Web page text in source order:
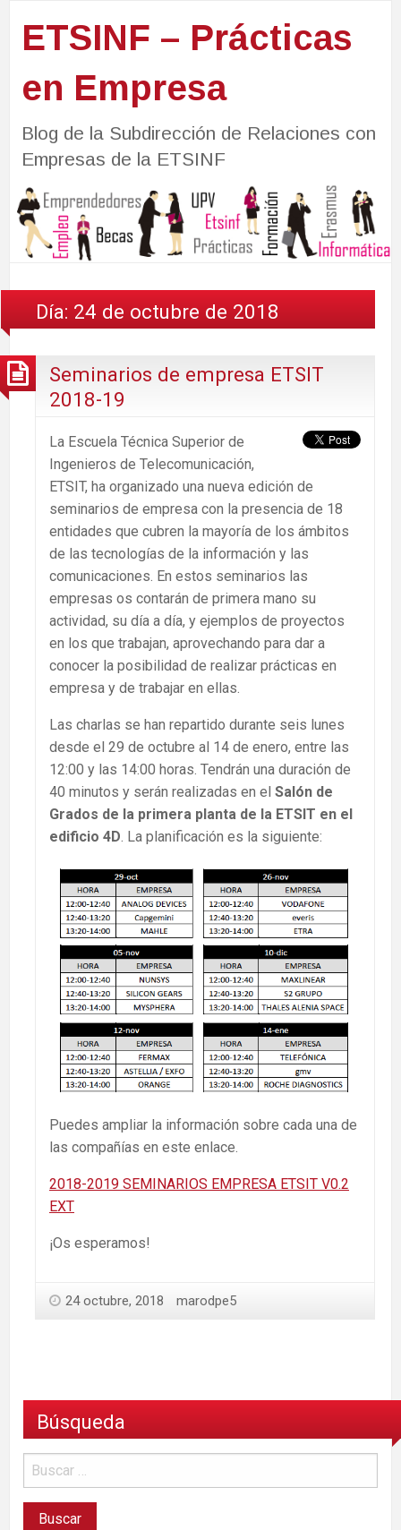
ETSINF – Prácticas
en Empresa
Blog de la Subdirección de Relaciones con
Empresas de la ETSINF
Día: 24 de octubre de 2018
Seminarios de empresa ETSIT
2018-19
La Escuela Técnica Superior de
Ingenieros de Telecomunicación,
ETSIT, ha organizado una nueva edición de
seminarios de empresa con la presencia de 18
entidades que cubren la mayoría de los ámbitos
de las tecnologías de la información y las
comunicaciones. En estos seminarios las
empresas os contarán de primera mano su
actividad, su día a día, y ejemplos de proyectos
en los que trabajan, aprovechando para dar a
conocer la posibilidad de realizar prácticas en
empresa y de trabajar en ellas.
Las charlas se han repartido durante seis lunes
desde el 29 de octubre al 14 de enero, entre las
12:00 y las 14:00 horas. Tendrán una duración de
40 minutos y serán realizadas en el Salón de
Grados de la primera planta de la ETSIT en el
edificio 4D. La planificación es la siguiente:
Puedes ampliar la información sobre cada una de
las compañías en este enlace.
2018-2019 SEMINARIOS EMPRESA ETSIT V0.2
EXT
¡Os esperamos!
24 octubre, 2018 marodpe5
Búsqueda